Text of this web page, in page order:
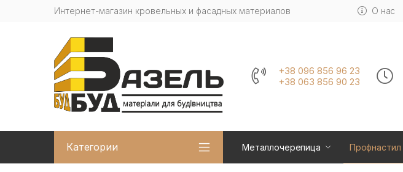
Интернет-магазин кровельных и фасадных материалов О нас
+38 096 856 96 23
+38 063 856 90 23
Категории Металлочерепица Профнастил